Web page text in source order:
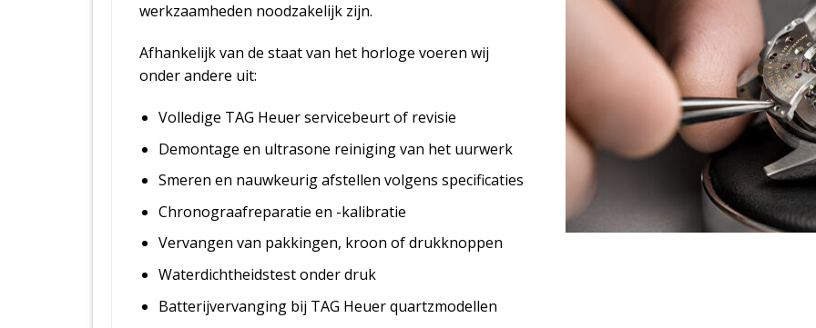
werkzaamheden noodzakelijk zijn.
Afhankelijk van de staat van het horloge voeren wij
onder andere uit:
Volledige TAG Heuer servicebeurt of revisie
Demontage en ultrasone reiniging van het uurwerk
Smeren en nauwkeurig afstellen volgens specificaties
Chronograafreparatie en -kalibratie
Vervangen van pakkingen, kroon of drukknoppen
Waterdichtheidstest onder druk
Batterijvervanging bij TAG Heuer quartzmodellen